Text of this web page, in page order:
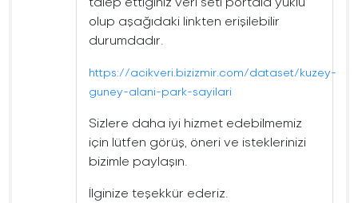
olup aşağıdaki linkten erişilebilir
durumdadır.
https://acikveri.bizizmir.com/dataset/kuzey-
guney-alani-park-sayilari
Sizlere daha iyi hizmet edebilmemiz
için lütfen görüş, öneri ve isteklerinizi
bizimle paylaşın.
İlginize teşekkür ederiz.